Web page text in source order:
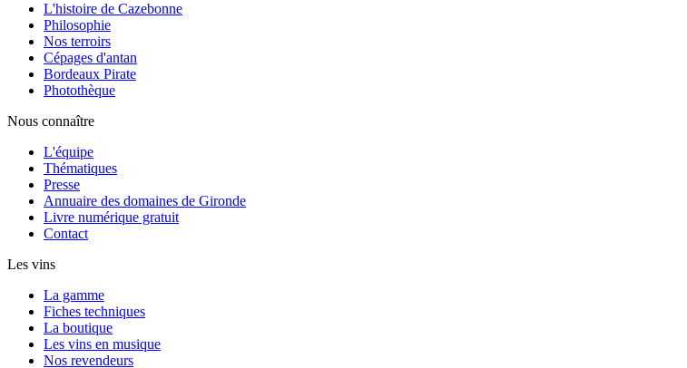
L'histoire de Cazebonne
Philosophie
Nos terroirs
Cépages d'antan
Bordeaux Pirate
Photothèque
Nous connaître
L'équipe
Thématiques
Presse
Annuaire des domaines de Gironde
Livre numérique gratuit
Contact
Les vins
La gamme
Fiches techniques
La boutique
Les vins en musique
Nos revendeurs